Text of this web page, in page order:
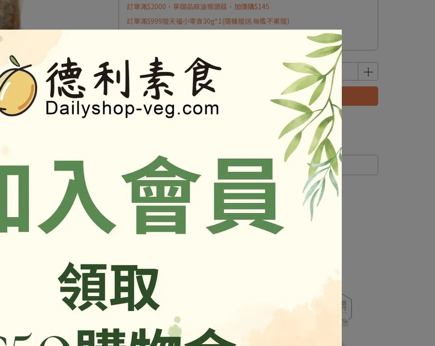
訂單滿$2000，享御品麻油猴頭菇，加價購$145
訂單滿$999贈天福小零食30g*1(隨機贈送.每檻不累贈)
已售完，貨到通知我
實際包裝上標示為準